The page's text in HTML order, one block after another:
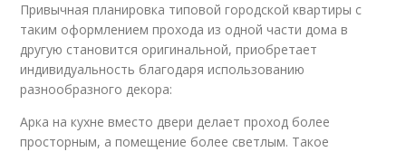
Привычная планировка типовой городской квартиры с
таким оформлением прохода из одной части дома в
другую становится оригинальной, приобретает
индивидуальность благодаря использованию
разнообразного декора:
Арка на кухне вместо двери делает проход более
просторным, а помещение более светлым. Такое